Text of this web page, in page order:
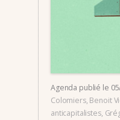
Agenda publié le
Colomiers, Benoit
anticapitalistes,